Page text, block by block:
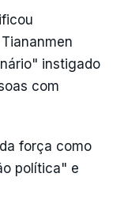
instigado
com
força como
política" e